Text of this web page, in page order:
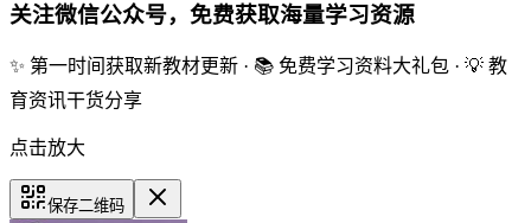
关注微信公众号，免费获取海量学习资源
✨ 第一时间获取新教材更新 · 📚 免费学习资料大礼包 · 💡 教
育资讯干货分享
点击放大
保存二维码